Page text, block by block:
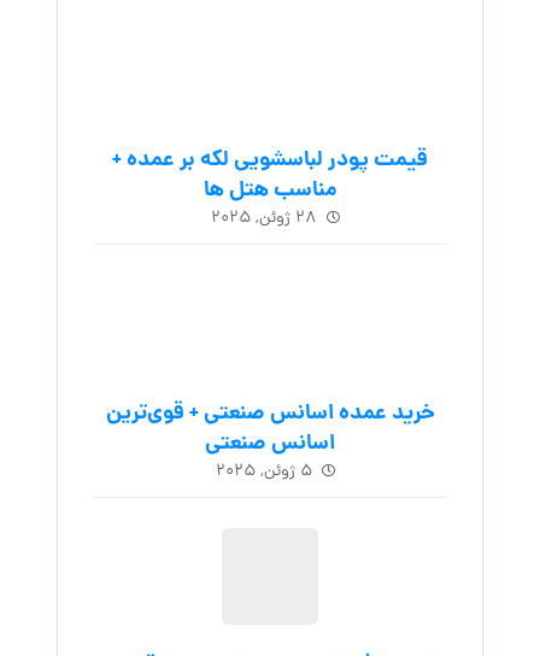
قیمت پودر لباسشویی لکه بر عمده +
مناسب هتل ها
۲۸ ژوئن, ۲۰۲۵
خرید عمده اسانس صنعتی + قوی‌ترین
اسانس‌ صنعتی
۵ ژوئن, ۲۰۲۵